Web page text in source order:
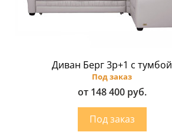
Диван Берг 3р+1 с тумбой
Под заказ
от 148 400 руб.